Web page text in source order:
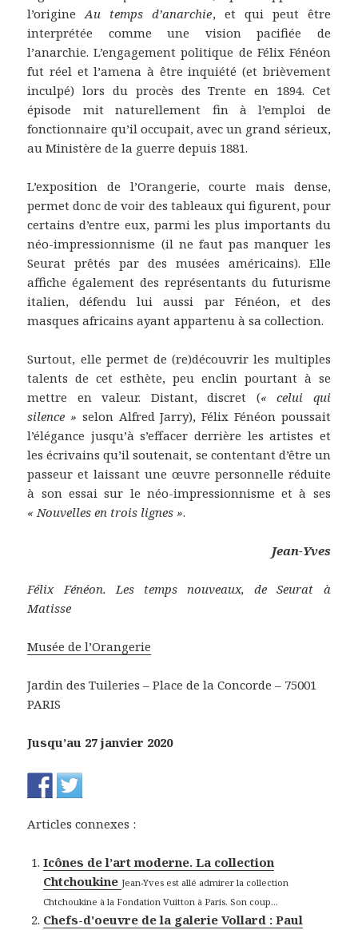
l’origineAu temps d’anarchie, et qui peut être
interprétée comme une vision pacifiée de
l’anarchie. L’engagement politique de Félix Fénéon
fut réel et l’amena à être inquiété (et brièvement
inculpé) lors du procès des Trente en 1894. Cet
épisode mit naturellement fin à l’emploi de
fonctionnaire qu’il occupait, avec un grand sérieux,
au Ministère de la guerre depuis 1881.
L’exposition de l’Orangerie, courte mais dense,
permet donc de voir des tableaux qui figurent, pour
certains d’entre eux, parmi les plus importants du
néo-impressionnisme (il ne faut pas manquer les
Seurat prêtés par des musées américains). Elle
affiche également des représentants du futurisme
italien, défendu lui aussi par Fénéon, et des
masques africains ayant appartenu à sa collection.
Surtout, elle permet de (re)découvrir les multiples
talents de cet esthète, peu enclin pourtant à se
mettre en valeur. Distant, discret (« celui qui
silence » selon Alfred Jarry), Félix Fénéon poussait
l’élégance jusqu’à s’effacer derrière les artistes et
les écrivains qu’il soutenait, se contentant d’être un
passeur et laissant une œuvre personnelle réduite
à son essai sur le néo-impressionnisme et à ses
« Nouvelles en trois lignes ».
Jean-Yves
Félix Fénéon. Les temps nouveaux, de Seurat à
Matisse
Musée de l’Orangerie
Jardin des Tuileries – Place de la Concorde – 75001
PARIS
Jusqu’au 27 janvier 2020
Articles connexes :
Icônes de l’art moderne. La collection
Chtchoukine Jean-Yves est allé admirer la collection
Chtchoukine à la Fondation Vuitton à Paris. Son coup...
Chefs-d'oeuvre de la galerie Vollard : Paul